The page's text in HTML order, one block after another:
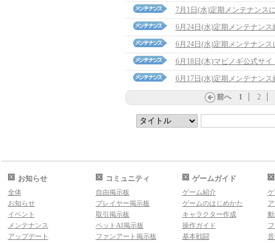
7月1日(水)定期メンテナンス
6月24日(水)定期メンテナン
6月24日(水)定期メンテナンス
6月18日(木)マビノギ公式サ
6月17日(水)定期メンテナン
前へ 1 2
お知らせ
全体
お知らせ
イベント
メンテナンス
アップデート
コミュニティ
自由掲示板
プレイヤー掲示板
取引掲示板
ペットAI掲示板
ファンアート掲示板
ゲームガイド
ゲーム紹介
ゲームのはじめかた
キャラクター作成
操作ガイド
基本戦闘